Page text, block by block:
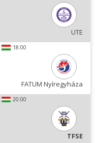
UTE
18:00
FATUM Nyíregyháza
20:00
TFSE